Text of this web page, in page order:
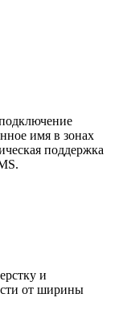
имя в зонах
поддержка
и
от ширины